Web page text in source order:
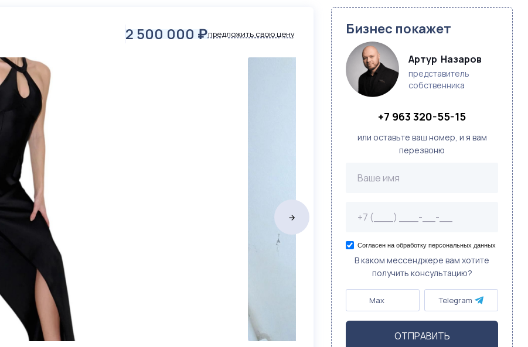
2 500 000 ₽предложить свою цену Бизнес покажет
Артур  Назаров
представитель
собственника
+7 963 320-55-15
или оставьте ваш номер, и я вам
перезвоню
Согласен на обработку персональных данных
В каком мессенджере вам хотите
получить консультацию?
Max Telegram
ОТПРАВИТЬ